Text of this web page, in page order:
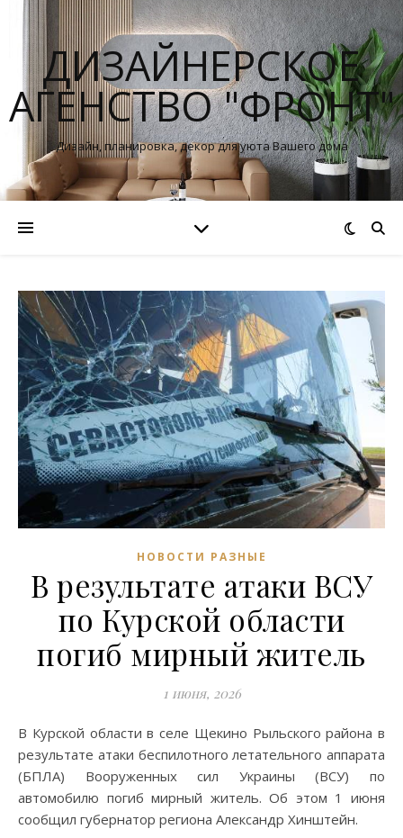
ДИЗАЙНЕРСКОЕ
АГЕНСТВО "ФРОНТ"
Дизайн, планировка, декор для уюта Вашего дома
НОВОСТИ РАЗНЫЕ
В результате атаки ВСУ
по Курской области
погиб мирный житель
1 июня, 2026
В Курской области в селе Щекино Рыльского района в
результате атаки беспилотного летательного аппарата
(БПЛА) Вооруженных сил Украины (ВСУ) по
автомобилю погиб мирный житель. Об этом 1 июня
сообщил губернатор региона Александр Хинштейн.